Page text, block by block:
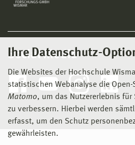
Ihre Datenschutz-
Die Websites der Hochschule
statistischen Webanalyse die Open-
Matomo, um das Nutzererlebnis für
zu verbessern. Hierbei werden
erfasst, um den Schutz
gewährleisten.
XXVIII GEF Encuentro del Grupo
Spain, S. 2-8
[11] Pyttel, B., Schwerdt, D.,
C.Influence of defects and defect
quenched and tempered steel
nodular cast iron EN-GJS 900-2
International Symposium on
Defects, NTNU, Trondheim,
book of abstracts, Editor: Gunnar
Social Media